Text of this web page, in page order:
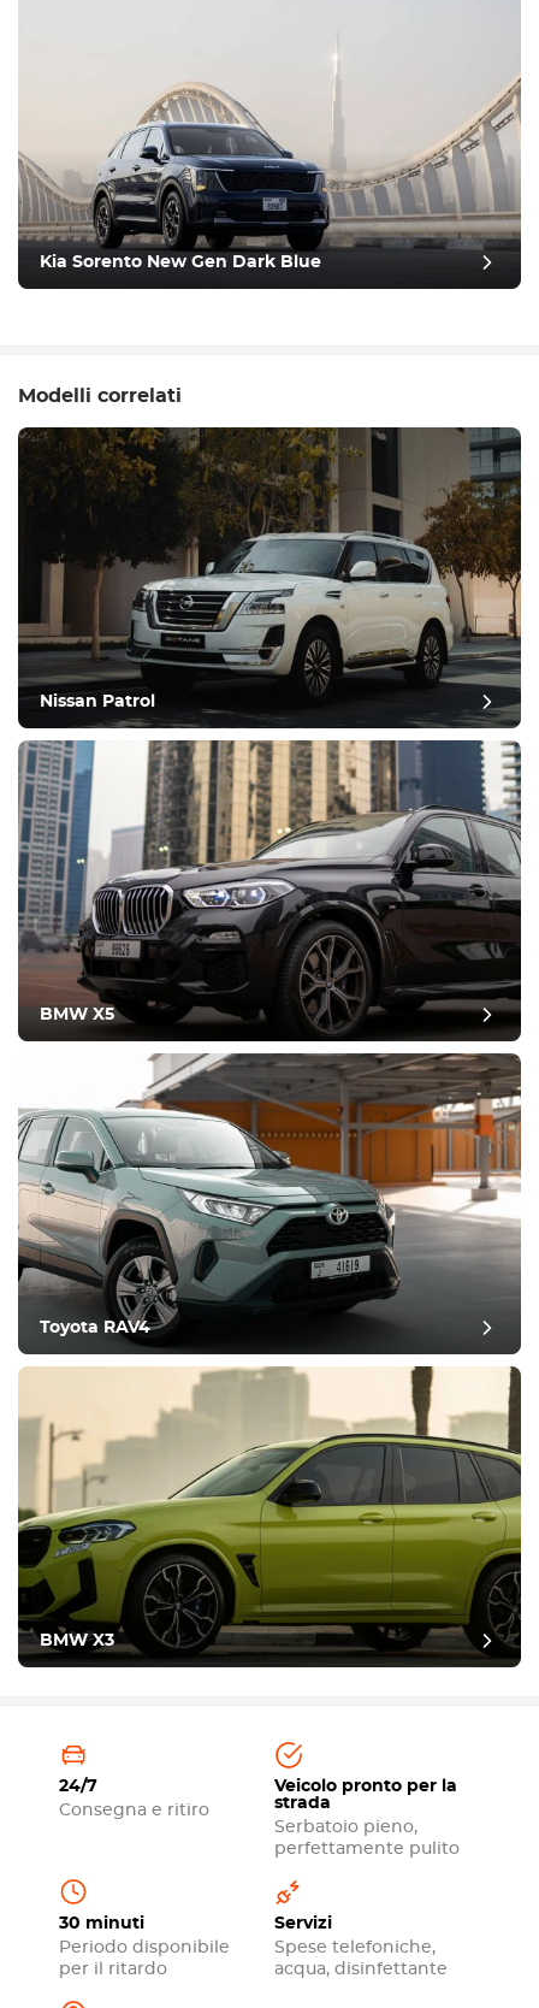
Kia Sorento New Gen Dark Blue
Modelli correlati
Nissan Patrol
BMW X5
Toyota RAV4
BMW X3
24/7
Consegna e ritiro
Veicolo pronto per la
strada
Serbatoio pieno,
perfettamente pulito
30 minuti
Periodo disponibile
per il ritardo
Servizi
Spese telefoniche,
acqua, disinfettante